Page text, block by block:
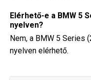
Elérhető-e a BMW 5
nyelven?
Nem, a BMW 5 Series
nyelven elérhető.